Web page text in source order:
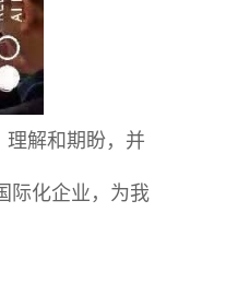
解和期盼，并
际化企业，为我